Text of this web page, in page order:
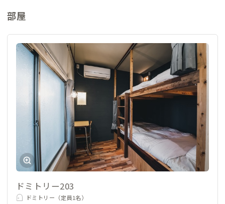
部屋
ドミトリー203
ドミトリー（定員1名）